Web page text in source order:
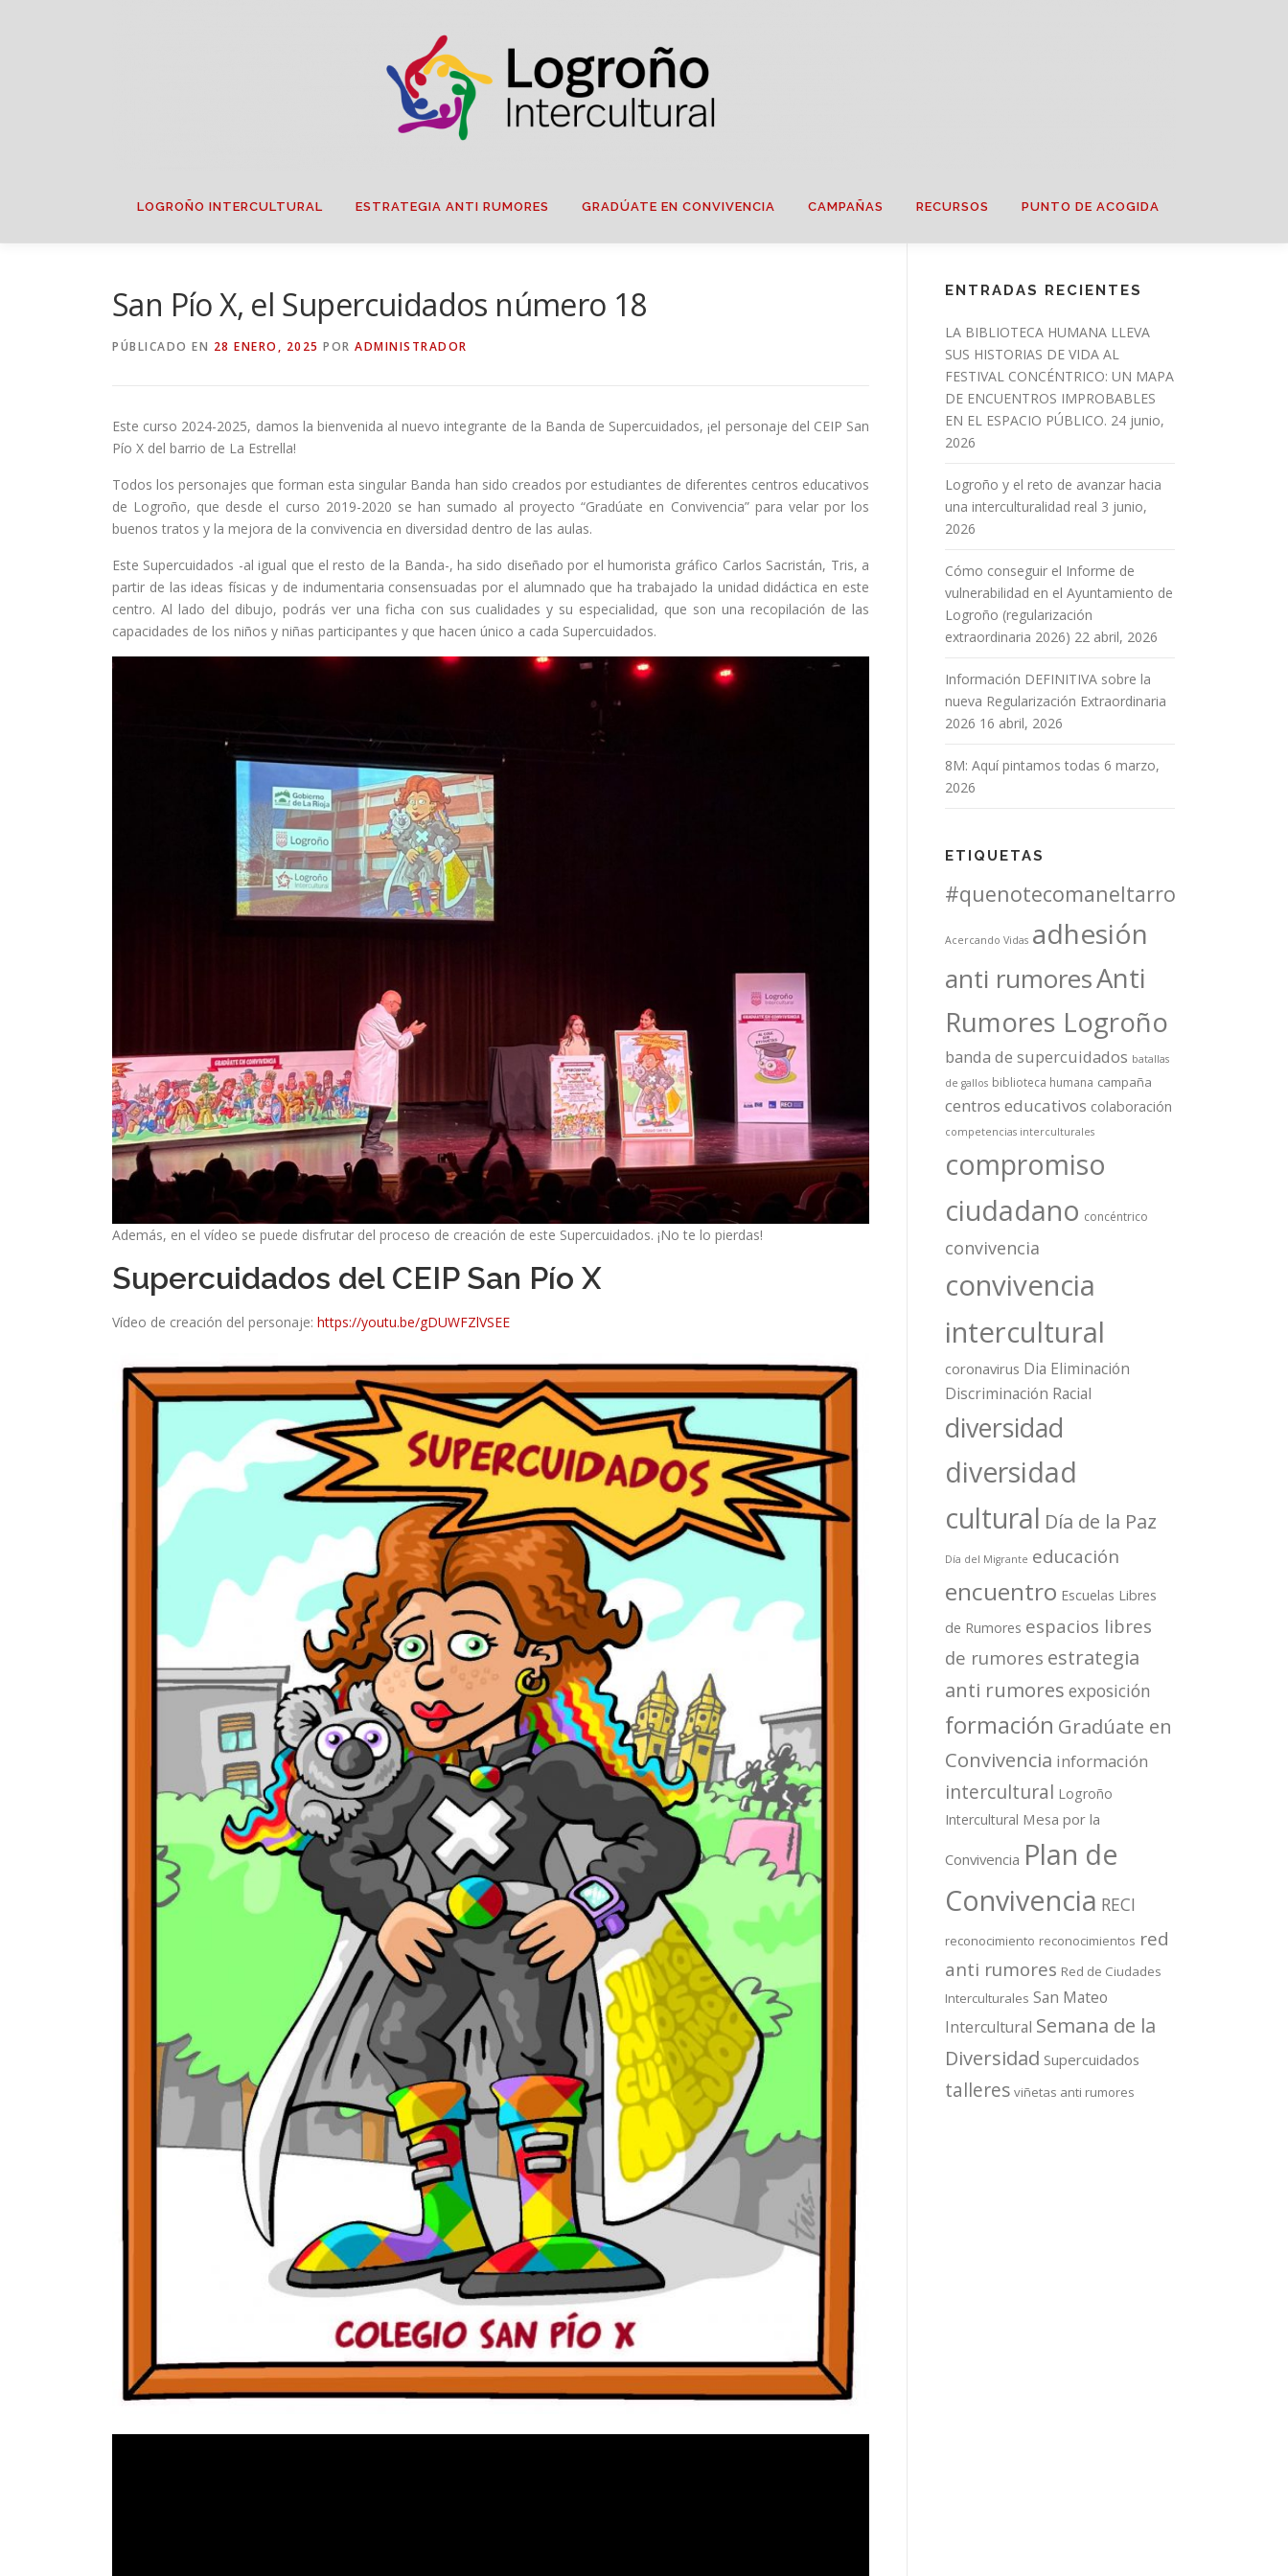
LOGROÑO INTERCULTURAL ESTRATEGIA ANTI RUMORES GRADÚATE EN CONVIVENCIA CAMPAÑAS RECURSOS PUNTO DE ACOGIDA
San Pío X, el Supercuidados número 18
PÚBLICADO EN 28 ENERO, 2025 POR ADMINISTRADOR
Este curso 2024-2025, damos la bienvenida al nuevo integrante de la Banda de Supercuidados, ¡el personaje del CEIP San
Pío X del barrio de La Estrella!
Todos los personajes que forman esta singular Banda han sido creados por estudiantes de diferentes centros educativos
de Logroño, que desde el curso 2019-2020 se han sumado al proyecto “Gradúate en Convivencia” para velar por los
buenos tratos y la mejora de la convivencia en diversidad dentro de las aulas.
Este Supercuidados -al igual que el resto de la Banda-, ha sido diseñado por el humorista gráfico Carlos Sacristán, Tris, a
partir de las ideas físicas y de indumentaria consensuadas por el alumnado que ha trabajado la unidad didáctica en este
centro. Al lado del dibujo, podrás ver una ficha con sus cualidades y su especialidad, que son una recopilación de las
capacidades de los niños y niñas participantes y que hacen único a cada Supercuidados.
Además, en el vídeo se puede disfrutar del proceso de creación de este Supercuidados. ¡No te lo pierdas!
Supercuidados del CEIP San Pío X
Vídeo de creación del personaje: https://youtu.be/gDUWFZlVSEE
ENTRADAS RECIENTES
LA BIBLIOTECA HUMANA LLEVA
SUS HISTORIAS DE VIDA AL
FESTIVAL CONCÉNTRICO: UN MAPA
DE ENCUENTROS IMPROBABLES
EN EL ESPACIO PÚBLICO. 24 junio,
2026
Logroño y el reto de avanzar hacia
una interculturalidad real 3 junio,
2026
Cómo conseguir el Informe de
vulnerabilidad en el Ayuntamiento de
Logroño (regularización
extraordinaria 2026) 22 abril, 2026
Información DEFINITIVA sobre la
nueva Regularización Extraordinaria
2026 16 abril, 2026
8M: Aquí pintamos todas 6 marzo,
2026
ETIQUETAS
#quenotecomaneltarro
Acercando Vidas adhesión
anti rumoresAnti
Rumores Logroño
banda de supercuidados batallas
de gallos biblioteca humana campaña
centros educativos colaboración
competencias interculturales
compromiso
ciudadano concéntrico
convivencia
convivencia
intercultural
coronavirus Dia Eliminación
Discriminación Racial
diversidad
diversidad
cultural Día de la Paz
Día del Migrante educación
encuentro Escuelas Libres
de Rumores espacios libres
de rumores estrategia
anti rumores exposición
formación Gradúate en
Convivencia información
intercultural Logroño
Intercultural Mesa por la
Convivencia Plan de
Convivencia RECI
reconocimiento reconocimientos red
anti rumores Red de Ciudades
Interculturales San Mateo
Intercultural Semana de la
Diversidad Supercuidados
talleres viñetas anti rumores